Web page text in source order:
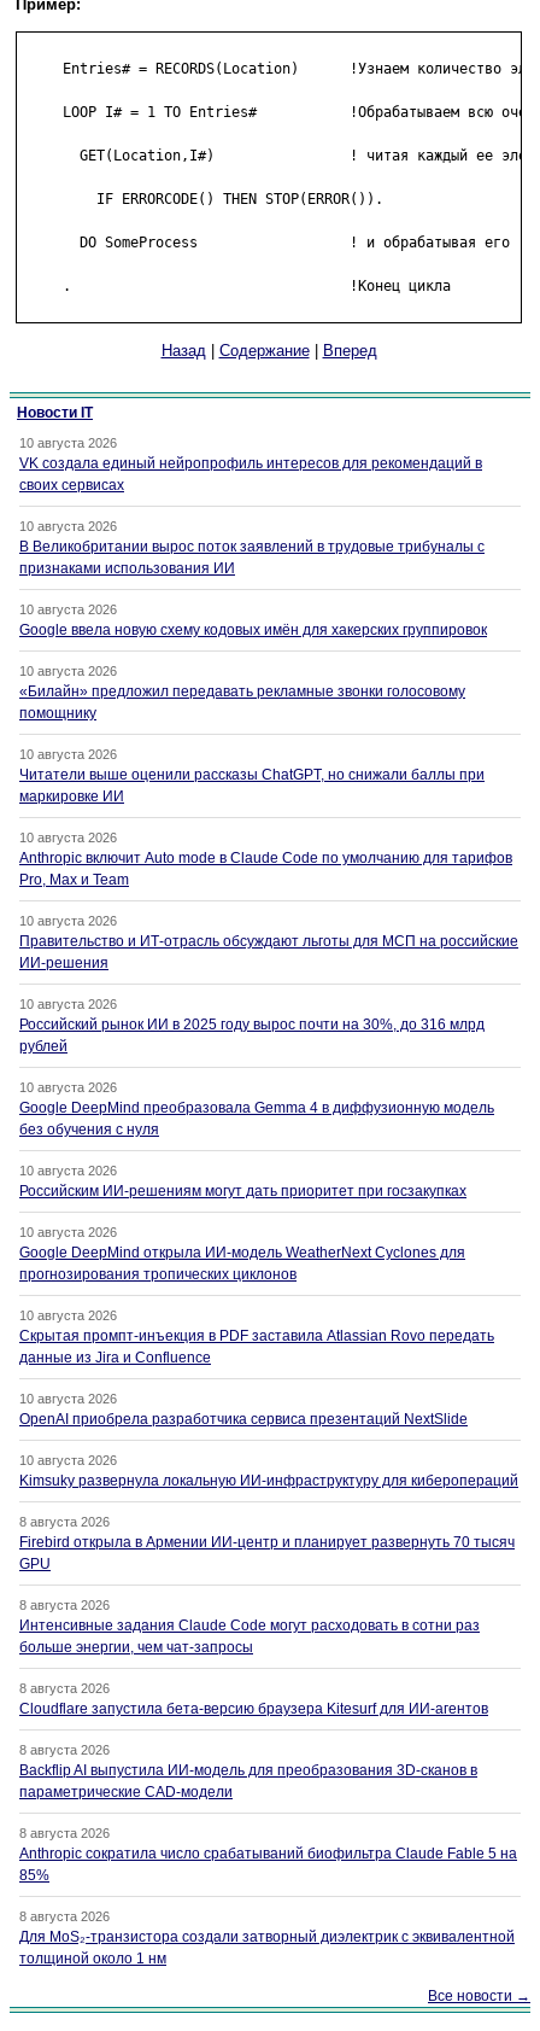
Пример:
Entries# = RECORDS(Location)      !Узнаем количество
LOOP I# = 1 TO Entries#           !Обрабатываем всю
GET(Location,I#)                ! читая каждый ее
         IF ERRORCODE() THEN STOP(ERROR()).
       DO SomeProcess                  ! и обрабатывая его
     .                                 !Конец цикла
Назад| Содержание| Вперед
Новости IT
10 августа 2026
VK создала единый нейропрофиль интересов для рекомендаций в
своих сервисах
10 августа 2026
В Великобритании вырос поток заявлений в трудовые трибуналы с
признаками использования ИИ
10 августа 2026
Google ввела новую схему кодовых имён для хакерских группировок
10 августа 2026
«Билайн» предложил передавать рекламные звонки голосовому
помощнику
10 августа 2026
Читатели выше оценили рассказы ChatGPT, но снижали баллы при
маркировке ИИ
10 августа 2026
Anthropic включит Auto mode в Claude Code по умолчанию для тарифов
Pro, Max и Team
10 августа 2026
Правительство и ИТ-отрасль обсуждают льготы для МСП на российские
ИИ-решения
10 августа 2026
Российский рынок ИИ в 2025 году вырос почти на 30%, до 316 млрд
рублей
10 августа 2026
Google DeepMind преобразовала Gemma 4 в диффузионную модель
без обучения с нуля
10 августа 2026
Российским ИИ-решениям могут дать приоритет при госзакупках
10 августа 2026
Google DeepMind открыла ИИ-модель WeatherNext Cyclones для
прогнозирования тропических циклонов
10 августа 2026
Скрытая промпт-инъекция в PDF заставила Atlassian Rovo передать
данные из Jira и Confluence
10 августа 2026
OpenAI приобрела разработчика сервиса презентаций NextSlide
10 августа 2026
Kimsuky развернула локальную ИИ-инфраструктуру для киберопераций
8 августа 2026
Firebird открыла в Армении ИИ-центр и планирует развернуть 70 тысяч
GPU
8 августа 2026
Интенсивные задания Claude Code могут расходовать в сотни раз
больше энергии, чем чат-запросы
8 августа 2026
Cloudflare запустила бета-версию браузера Kitesurf для ИИ-агентов
8 августа 2026
Backflip AI выпустила ИИ-модель для преобразования 3D-сканов в
параметрические CAD-модели
8 августа 2026
Anthropic сократила число срабатываний биофильтра Claude Fable 5 на
85%
8 августа 2026
Для MoS₂-транзистора создали затворный диэлектрик с эквивалентной
толщиной около 1 нм
Все новости →